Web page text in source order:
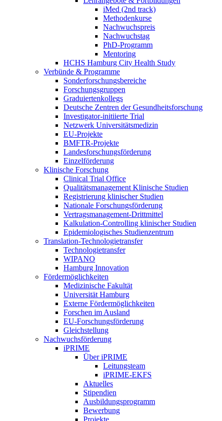
iMed (2nd track)
Methodenkurse
Nachwuchspreis
Nachwuchstag
PhD-Programm
Mentoring
HCHS Hamburg City Health Study
Verbünde & Programme
Sonderforschungsbereiche
Forschungsgruppen
Graduiertenkollegs
Deutsche Zentren der Gesundheitsforschung
Investigator-initiierte Trial
Netzwerk Universitätsmedizin
EU-Projekte
BMFTR-Projekte
Landesforschungsförderung
Einzelförderung
Klinische Forschung
Clinical Trial Office
Qualitätsmanagement Klinische Studien
Registrierung klinischer Studien
Nationale Forschungsförderung
Vertragsmanagement-Drittmittel
Kalkulation-Controlling klinischer Studien
Epidemiologisches Studienzentrum
Translation-Technologietransfer
Technologietransfer
WIPANO
Hamburg Innovation
Fördermöglichkeiten
Medizinische Fakultät
Universität Hamburg
Externe Fördermöglichkeiten
Forschen im Ausland
EU-Forschungsförderung
Gleichstellung
Nachwuchsförderung
iPRIME
Über iPRIME
Leitungsteam
iPRIME-EKFS
Aktuelles
Stipendien
Ausbildungsprogramm
Bewerbung
Projekte